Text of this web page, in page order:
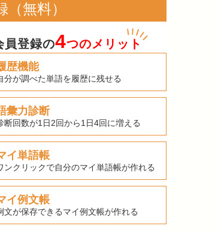
（無料）
員登録の4つのメリット
歴機能
分が調べた単語を履歴に残せる
彙力診断
断回数が1日2回から1日4回に増える
イ単語帳
ンクリックで自分のマイ単語帳が作れる
イ例文帳
文が保存できるマイ例文帳が作れる